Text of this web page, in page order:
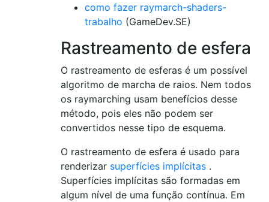
como fazer raymarch-shaders-
trabalho (GameDev.SE)
Rastreamento de esfera
O rastreamento de esferas é um possível
algoritmo de marcha de raios. Nem todos
os raymarching usam benefícios desse
método, pois eles não podem ser
convertidos nesse tipo de esquema.
O rastreamento de esfera é usado para
renderizar superfícies implícitas .
Superfícies implícitas são formadas em
algum nível de uma função contínua. Em